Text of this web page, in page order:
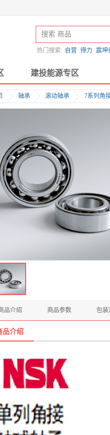
热门搜索: 自营 得力 震坤
建投能源专区
轴承 滚动轴承 7系列角
品介绍 商品参数 包装
品介绍